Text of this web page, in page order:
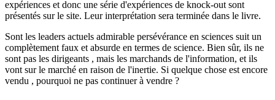
expériences et donc une série d'expériences de knock-out sont
présentés sur le site. Leur interprétation sera terminée dans le livre.
Sont les leaders actuels admirable persévérance en sciences suit un
complètement faux et absurde en termes de science. Bien sûr, ils ne
sont pas les dirigeants , mais les marchands de l'information, et ils
vont sur ​​le marché en raison de l'inertie. Si quelque chose est encore
vendu , pourquoi ne pas continuer à vendre ?